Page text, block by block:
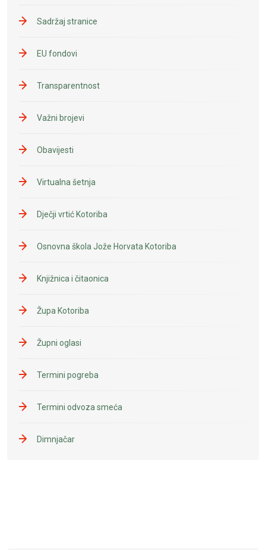
Sadržaj stranice
EU fondovi
Transparentnost
Važni brojevi
Obavijesti
Virtualna šetnja
Dječji vrtić Kotoriba
Osnovna škola Jože Horvata Kotoriba
Knjižnica i čitaonica
Župa Kotoriba
Župni oglasi
Termini pogreba
Termini odvoza smeća
Dimnjačar